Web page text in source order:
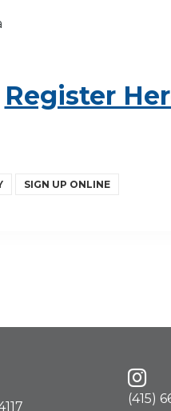
Register
SIGN UP ONLINE
(415)